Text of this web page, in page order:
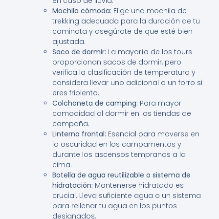
Mochila cómoda: Elige una mochila de
trekking adecuada para la duración de tu
caminata y asegúrate de que esté bien
ajustada.
Saco de dormir: La mayoría de los tours
proporcionan sacos de dormir, pero
verifica la clasificación de temperatura y
considera llevar uno adicional o un forro si
eres friolento.
Colchoneta de camping: Para mayor
comodidad al dormir en las tiendas de
campaña.
Linterna frontal: Esencial para moverse en
la oscuridad en los campamentos y
durante los ascensos tempranos a la
cima.
Botella de agua reutilizable o sistema de
hidratación: Mantenerse hidratado es
crucial. Lleva suficiente agua o un sistema
para rellenar tu agua en los puntos
designados.